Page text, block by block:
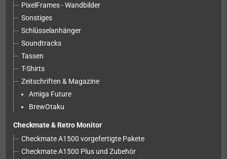
PixelFrames - Wandbilder
Sonstiges
Schlüsselanhänger
Soundtracks
Tassen
T-Shirts
Zeitschriften & Magazine
Amiga Future
BrewOtaku
Checkmate & Retro Monitor
Checkmate A1500 vorgefertigte Pakete
Checkmate A1500 Plus und Zubehör